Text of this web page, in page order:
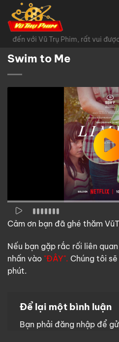
Chuyển
đến
nội
dung
đến với Vũ Trụ Phim, rất vui
Swim to Me
Cảm ơn bạn đã ghé thăm
Nếu bạn gặp rắc rối liên
nhấn vào "ĐÂY". Chúng tôi
phút.
Để lại một bình luận
Bạn phải đăng nhập để